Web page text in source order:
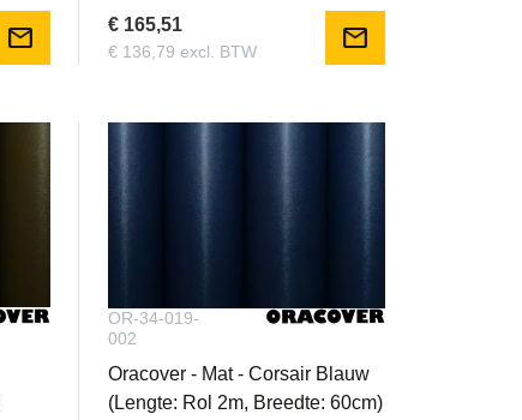
mail € 165,51
€ 136,79 excl. BTW mail
OR-34-019-
002
Oracover - Mat - Corsair Blauw
(Lengte: Rol 2m, Breedte: 60cm)